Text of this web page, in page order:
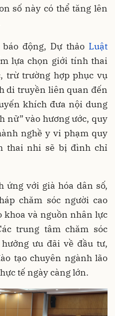
số này có thể tăng lên
động, Dự thảo Luật
lựa chọn giới tính thai
trừ trường hợp phục vụ
di truyền liên quan đến
khích đưa nội dung
nữ” vào hương ước, quy
nghề y vi phạm quy
thai nhi sẽ bị đình chỉ
ứng với già hóa dân số,
chăm sóc người cao
khoa và nguồn nhân lực
trung tâm chăm sóc
ưu đãi về đầu tư,
tạo chuyên ngành lão
tế ngày càng lớn.